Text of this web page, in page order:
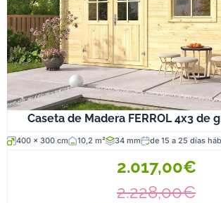
Caseta de Madera FERROL 4x3 de
400 x 300 cm 10,2 m² 34 mm de 15 a 25 días
2.017,00€
2.228,00€